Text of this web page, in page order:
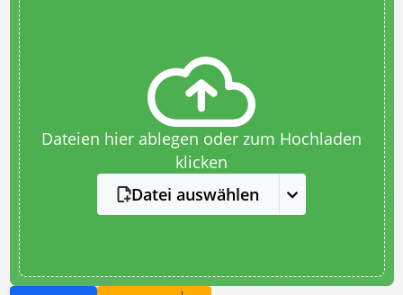
Dateien hier ablegen oder zum Hochladen
klicken
Datei auswählen